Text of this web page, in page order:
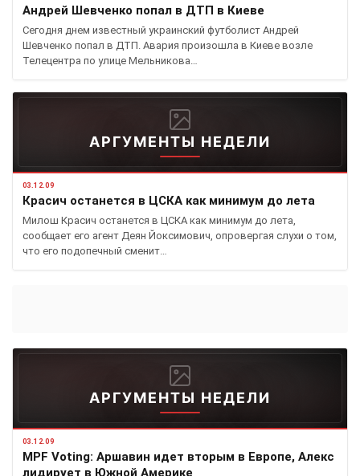
Андрей Шевченко попал в ДТП в Киеве
Сегодня днем известный украинский футболист Андрей
Шевченко попал в ДТП. Авария произошла в Киеве возле
Телецентра по улице Мельникова…
АРГУМЕНТЫ НЕДЕЛИ
03.12.09
Красич останется в ЦСКА как минимум до лета
Милош Красич останется в ЦСКА как минимум до лета,
сообщает его агент Деян Йоксимович, опровергая слухи о том,
что его подопечный сменит…
АРГУМЕНТЫ НЕДЕЛИ
03.12.09
MPF Voting: Аршавин идет вторым в Европе, Алекс
лидирует в Южной Америке